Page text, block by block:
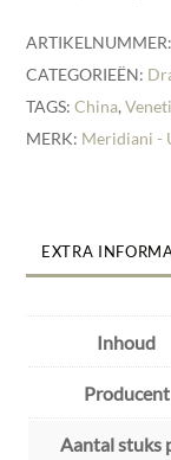
ARTIKELNUMMER:
CATEGORIEËN:
TAGS:China,
MERK: Meridiani -
EXTRA
Inhoud
Producent
Aantal stuks